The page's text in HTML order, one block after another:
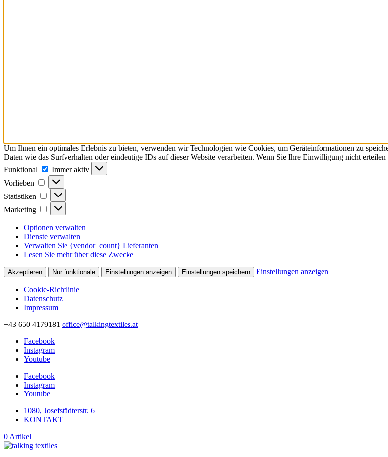
Um Ihnen ein optimales Erlebnis zu bieten, verwenden wir Technologien wie Cookies, um Geräteinformationen zu
Daten wie das Surfverhalten oder eindeutige IDs auf dieser Website verarbeiten. Wenn Sie Ihre Einwilligung nicht
Funktional
Funktional
Immer aktiv
Vorlieben
Vorlieben
Statistiken Statistiken
Marketing Marketing
Optionen verwalten
Dienste verwalten
Verwalten Sie {vendor_count} Lieferanten
Lesen Sie mehr über diese Zwecke
Akzeptieren Nur funktionale Einstellungen anzeigen Einstellungen speichern Einstellungen anzeigen
Cookie-Richtlinie
Datenschutz
Impressum
+43 650 4179181 office@talkingtextiles.at
Facebook
Instagram
Youtube
Facebook
Instagram
Youtube
1080, Josefstädterstr. 6
KONTAKT
0 Artikel